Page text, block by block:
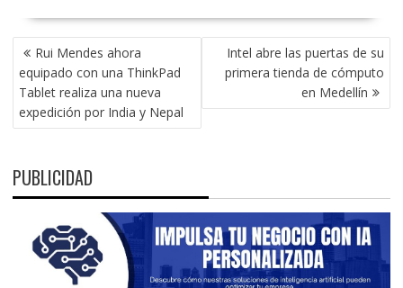
NAVEGACIÓN
DE
ENTRADAS
Rui Mendes ahora
equipado con una ThinkPad
Tablet realiza una nueva
expedición por India y Nepal
Intel abre las puertas de su
primera tienda de cómputo
en Medellín
PUBLICIDAD